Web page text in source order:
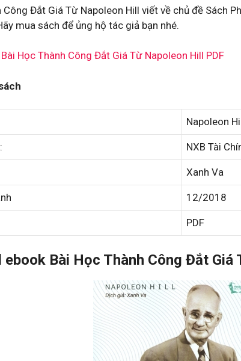
Công Đắt Giá Từ Napoleon Hill viết về chủ đề Sách
mua sách để ủng hộ tác giả bạn nhé.
Bài Học Thành Công Đắt Giá Từ Napoleon Hill PDF
Napoleon
NXB Tài
Xanh Va
12/2018
PDF
ebook Bài Học Thành Công Đắt